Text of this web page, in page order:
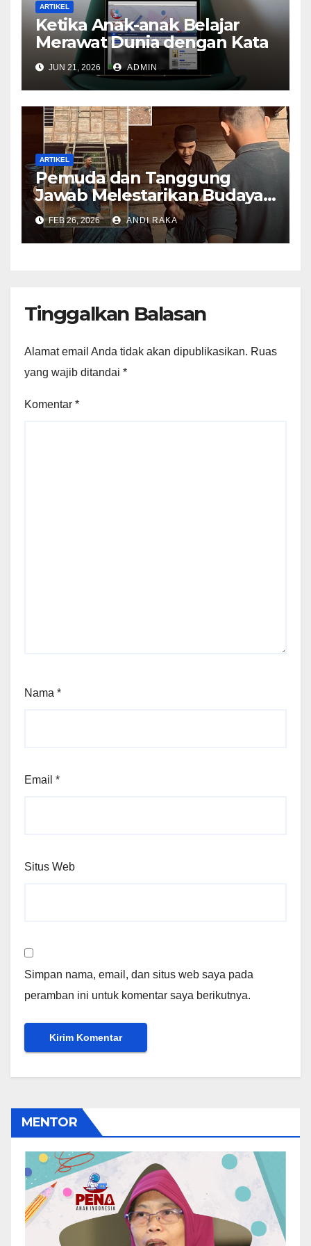
ARTIKEL
Ketika Anak-anak Belajar
Merawat Dunia dengan Kata
JUN 21, 2026 ADMIN
ARTIKEL
Pemuda dan Tanggung
Jawab Melestarikan Budaya
Ammatoa Kajang di Era
Modern
FEB 26, 2026 ANDI RAKA
Tinggalkan Balasan
Alamat email Anda tidak akan dipublikasikan. Ruas
yang wajib ditandai *
Komentar *
Nama *
Email *
Situs Web
Simpan nama, email, dan situs web saya pada
peramban ini untuk komentar saya berikutnya.
MENTOR